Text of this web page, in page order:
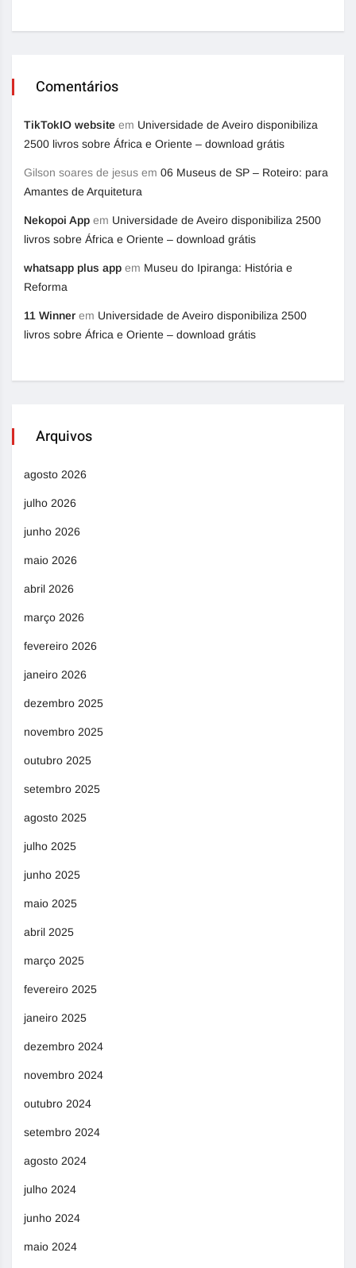
Comentários
TikTokIO website em Universidade de Aveiro disponibiliza
2500 livros sobre África e Oriente – download grátis
Gilson soares de jesus em 06 Museus de SP – Roteiro: para
Amantes de Arquitetura
Nekopoi App em Universidade de Aveiro disponibiliza 2500
livros sobre África e Oriente – download grátis
whatsapp plus app em Museu do Ipiranga: História e
Reforma
11 Winner em Universidade de Aveiro disponibiliza 2500
livros sobre África e Oriente – download grátis
Arquivos
agosto 2026
julho 2026
junho 2026
maio 2026
abril 2026
março 2026
fevereiro 2026
janeiro 2026
dezembro 2025
novembro 2025
outubro 2025
setembro 2025
agosto 2025
julho 2025
junho 2025
maio 2025
abril 2025
março 2025
fevereiro 2025
janeiro 2025
dezembro 2024
novembro 2024
outubro 2024
setembro 2024
agosto 2024
julho 2024
junho 2024
maio 2024